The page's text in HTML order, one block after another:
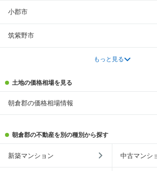
小郡市
筑紫野市
もっと見る
土地の価格相場を見る
朝倉郡の価格相場情報
朝倉郡の不動産を別の種別から探す
新築マンション 中古マンシ